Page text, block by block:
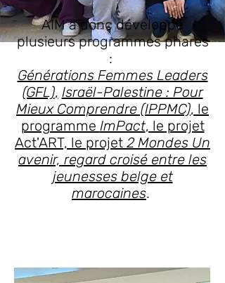
AIM a donc développé
plusieurs programmes phares
:
Générations Femmes Leaders
(GFL), Israël-Palestine : Pour
Mieux Comprendre (IPPMC), le
programme ImPact, le projet
Act'ART, le projet 2 Mondes Un
avenir, regard croisé entre les
jeunesses belge et
marocaines.